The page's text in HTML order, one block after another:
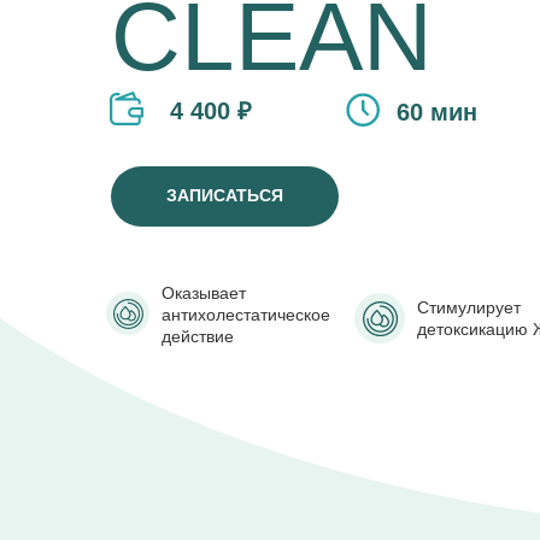
CLEAN
ЗАПИСАТЬСЯ
Оказывает
антихолестатическое
действие
Стимулирует
детоксикацию
4 400 ₽ 60 мин